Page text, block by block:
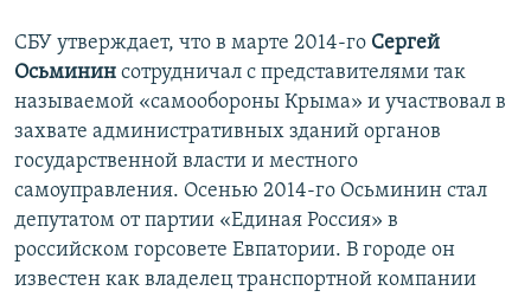
СБУ утверждает, что в марте 2014-го Сергей
Осьминин сотрудничал с представителями так
называемой «самообороны Крыма» и участвовал в
захвате административных зданий органов
государственной власти и местного
самоуправления. Осенью 2014-го Осьминин стал
депутатом от партии «Единая Россия» в
российском горсовете Евпатории. В городе он
известен как владелец транспортной компании